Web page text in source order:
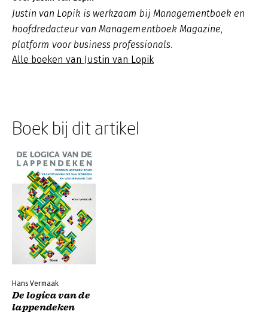
Justin van Lopik is werkzaam bij Managementboek en
hoofdredacteur van Managementboek Magazine,
platform voor business professionals.
Alle boeken van Justin van Lopik
Boek bij dit artikel
Hans Vermaak
De logica van de
lappendeken